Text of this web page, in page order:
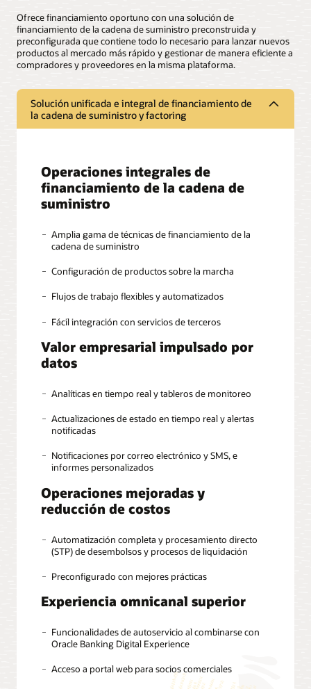
Ofrece financiamiento oportuno con una solución de
financiamiento de la cadena de suministro preconstruida y
preconfigurada que contiene todo lo necesario para lanzar nuevos
productos al mercado más rápido y gestionar de manera eficiente a
compradores y proveedores en la misma plataforma.
Solución unificada e integral de financiamiento de
la cadena de suministro y factoring
Operaciones integrales de
financiamiento de la cadena de
suministro
Amplia gama de técnicas de financiamiento de la
cadena de suministro
Configuración de productos sobre la marcha
Flujos de trabajo flexibles y automatizados
Fácil integración con servicios de terceros
Valor empresarial impulsado por
datos
Analíticas en tiempo real y tableros de monitoreo
Actualizaciones de estado en tiempo real y alertas
notificadas
Notificaciones por correo electrónico y SMS, e
informes personalizados
Operaciones mejoradas y
reducción de costos
Automatización completa y procesamiento directo
(STP) de desembolsos y procesos de liquidación
Preconfigurado con mejores prácticas
Experiencia omnicanal superior
Funcionalidades de autoservicio al combinarse con
Oracle Banking Digital Experience
Acceso a portal web para socios comerciales